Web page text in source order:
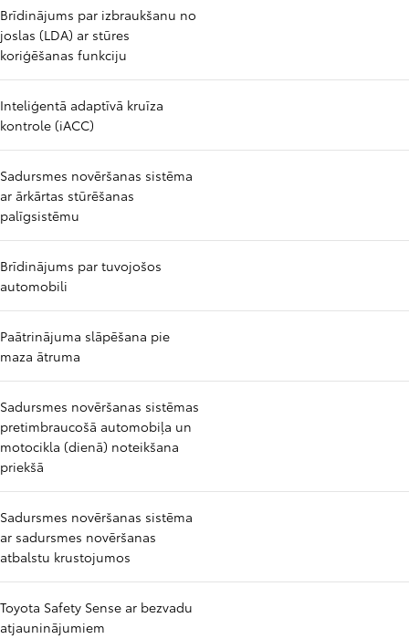
Brīdinājums par izbraukšanu no
joslas (LDA) ar stūres
koriģēšanas funkciju
Inteliģentā adaptīvā kruīza
kontrole (iACC)
Sadursmes novēršanas sistēma
ar ārkārtas stūrēšanas
palīgsistēmu
Brīdinājums par tuvojošos
automobili
Paātrinājuma slāpēšana pie
maza ātruma
Sadursmes novēršanas sistēmas
pretimbraucošā automobiļa un
motocikla (dienā) noteikšana
priekšā
Sadursmes novēršanas sistēma
ar sadursmes novēršanas
atbalstu krustojumos
Toyota Safety Sense ar bezvadu
atjauninājumiem